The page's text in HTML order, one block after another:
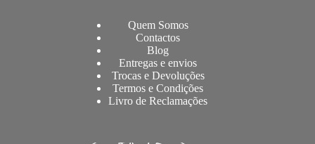
Quem Somos
Contactos
Blog
Entregas e envios
Trocas e Devoluções
Termos e Condições
Livro de Reclamações